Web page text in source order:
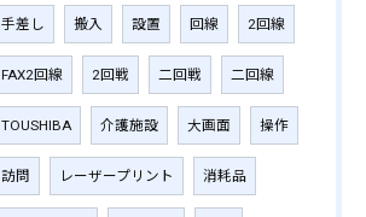
手差し 搬入 設置 回線 2回線
FAX2回線 2回戦 二回戦 二回線
TOUSHIBA 介護施設 大画面 操作
訪問 レーザープリント 消耗品